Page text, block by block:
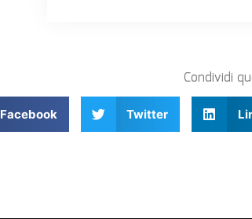
Condividi
Facebook Twitter